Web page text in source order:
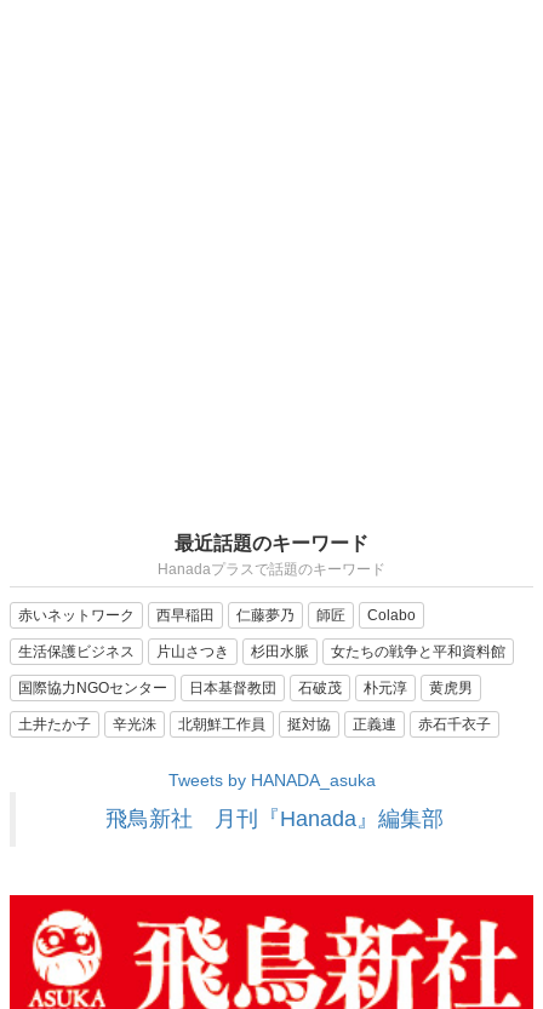
最近話題のキーワード
Hanadaプラスで話題のキーワード
赤いネットワーク 西早稲田 仁藤夢乃 師匠 Colabo
生活保護ビジネス 片山さつき 杉田水脈 女たちの戦争と平和資料館
国際協力NGOセンター 日本基督教団 石破茂 朴元淳 黄虎男
土井たか子 辛光洙 北朝鮮工作員 挺対協 正義連 赤石千衣子
Tweets by HANADA_asuka
飛鳥新社 月刊『Hanada』編集部